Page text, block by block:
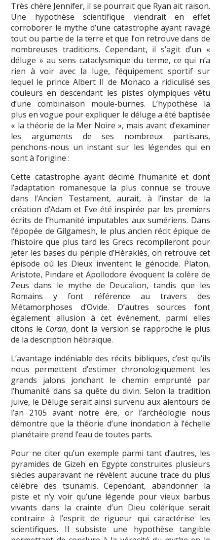
Très chère Jennifer, il se pourrait que Ryan ait raison.
Une hypothèse scientifique viendrait en effet
corroborer le mythe d’une catastrophe ayant ravagé
tout ou partie de la terre et que l’on retrouve dans de
nombreuses traditions. Cependant, il s’agit d’un «
déluge » au sens cataclysmique du terme, ce qui n’a
rien à voir avec la luge, l’équipement sportif sur
lequel le prince Albert II de Monaco a ridiculisé ses
couleurs en descendant les pistes olympiques vêtu
d’une combinaison moule-burnes. L’hypothèse la
plus en vogue pour expliquer le déluge a été baptisée
« la théorie de la Mer Noire », mais avant d’examiner
les arguments de ses nombreux partisans,
penchons-nous un instant sur les légendes qui en
sont à l’origine :
Cette catastrophe ayant décimé l’humanité et dont
l’adaptation romanesque la plus connue se trouve
dans l’Ancien Testament, aurait, à l’instar de la
création d’Adam et Eve été inspirée par les premiers
écrits de l’humanité imputables aux sumériens. Dans
l’épopée de Gilgamesh, le plus ancien récit épique de
l’histoire que plus tard les Grecs recompileront pour
jeter les bases du périple d’Héraklès, on retrouve cet
épisode où les Dieux inventent le génocide. Platon,
Aristote, Pindare et Apollodore évoquent la colère de
Zeus dans le mythe de Deucalion, tandis que les
Romains y font référence au travers des
Métamorphoses d’Ovide. D’autres sources font
également allusion à cet événement, parmi elles
citons le Coran, dont la version se rapproche le plus
de la description hébraïque.
L’avantage indéniable des récits bibliques, c’est qu’ils
nous permettent d’estimer chronologiquement les
grands jalons jonchant le chemin emprunté par
l’humanité dans sa quête du divin. Selon la tradition
juive, le Déluge serait ainsi survenu aux alentours de
l’an 2105 avant notre ère, or l’archéologie nous
démontre que la théorie d’une inondation à l’échelle
planétaire prend l’eau de toutes parts.
Pour ne citer qu’un exemple parmi tant d’autres, les
pyramides de Gizeh en Egypte construites plusieurs
siècles auparavant ne révèlent aucune trace du plus
célèbre des tsunamis. Cependant, abandonner la
piste et n’y voir qu’une légende pour vieux barbus
vivants dans la crainte d’un Dieu colérique serait
contraire à l’esprit de rigueur qui caractérise les
scientifiques. Il subsiste une hypothèse tangible